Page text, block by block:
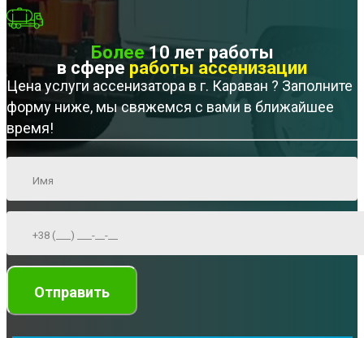
Более10 лет работы
в сфере работы ассенизации
Цена услуги ассенизатора в г. Караван ? Заполните
форму ниже, мы свяжемся с вами в ближайшее
время!